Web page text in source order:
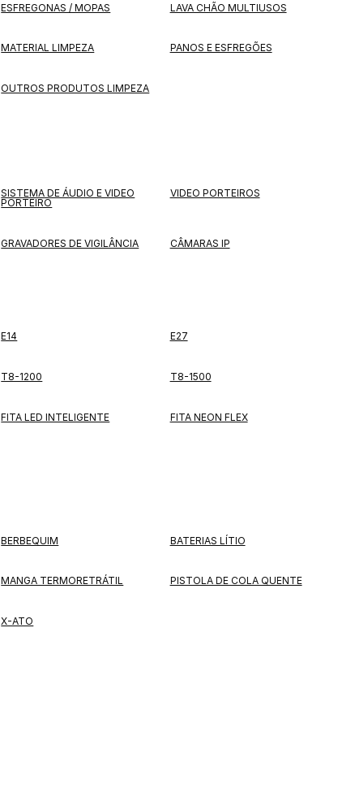
ESFREGONAS / MOPAS LAVA CHÃO MULTIUSOS
MATERIAL LIMPEZA PANOS E ESFREGÕES
OUTROS PRODUTOS LIMPEZA
SISTEMA DE ÁUDIO E VIDEO
PORTEIRO
VIDEO PORTEIROS
GRAVADORES DE VIGILÂNCIA CÂMARAS IP
E14 E27
T8-1200 T8-1500
FITA LED INTELIGENTE FITA NEON FLEX
BERBEQUIM BATERIAS LÍTIO
MANGA TERMORETRÁTIL PISTOLA DE COLA QUENTE
X-ATO